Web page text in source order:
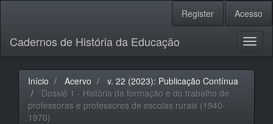
principal
Barra
Lateral
Register Acesso
Cadernos de História da Educação
Início Acervo
v. 22 (2023): Publicação Contínua
Dossiê 1 - História da formação e do trabalho de
professoras e professores de escolas rurais (1940-
1970)